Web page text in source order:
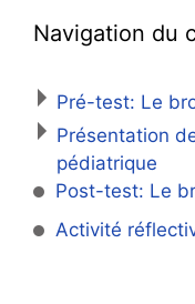
Navigation du
Pré-test: Le
Présentation
pédiatrique
Post-test: Le
Activité